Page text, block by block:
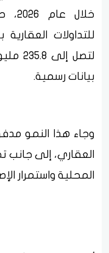
لتصل
بيانات رسمية.
وجاء هذا النمو
العقاري، إلى
المحلية واستمرار